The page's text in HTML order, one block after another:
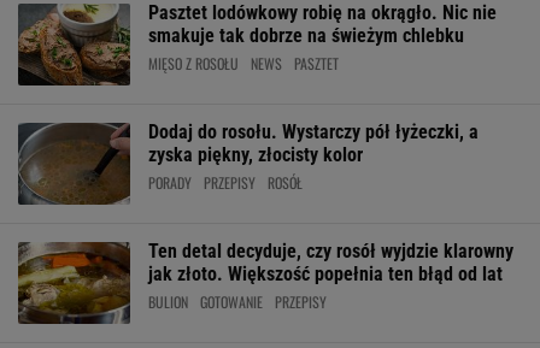
Pasztet lodówkowy robię na okrągło. Nic nie
smakuje tak dobrze na świeżym chlebku
MIĘSO Z ROSOŁU NEWS PASZTET
Dodaj do rosołu. Wystarczy pół łyżeczki, a
zyska piękny, złocisty kolor
PORADY PRZEPISY ROSÓŁ
Ten detal decyduje, czy rosół wyjdzie klarowny
jak złoto. Większość popełnia ten błąd od lat
BULION GOTOWANIE PRZEPISY